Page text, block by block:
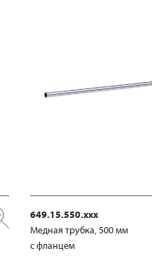
649.15.550.xxx
Медная трубка, 500 мм
с фланцем